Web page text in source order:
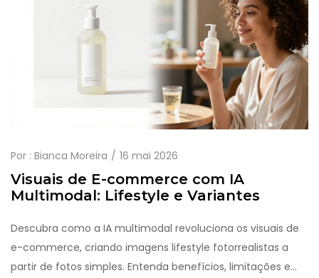
Por : Bianca Moreira 16 mai 2026
Visuais de E-commerce com IA
Multimodal: Lifestyle e Variantes
Descubra como a IA multimodal revoluciona os visuais de
e-commerce, criando imagens lifestyle fotorrealistas a
partir de fotos simples. Entenda benefícios, limitações e